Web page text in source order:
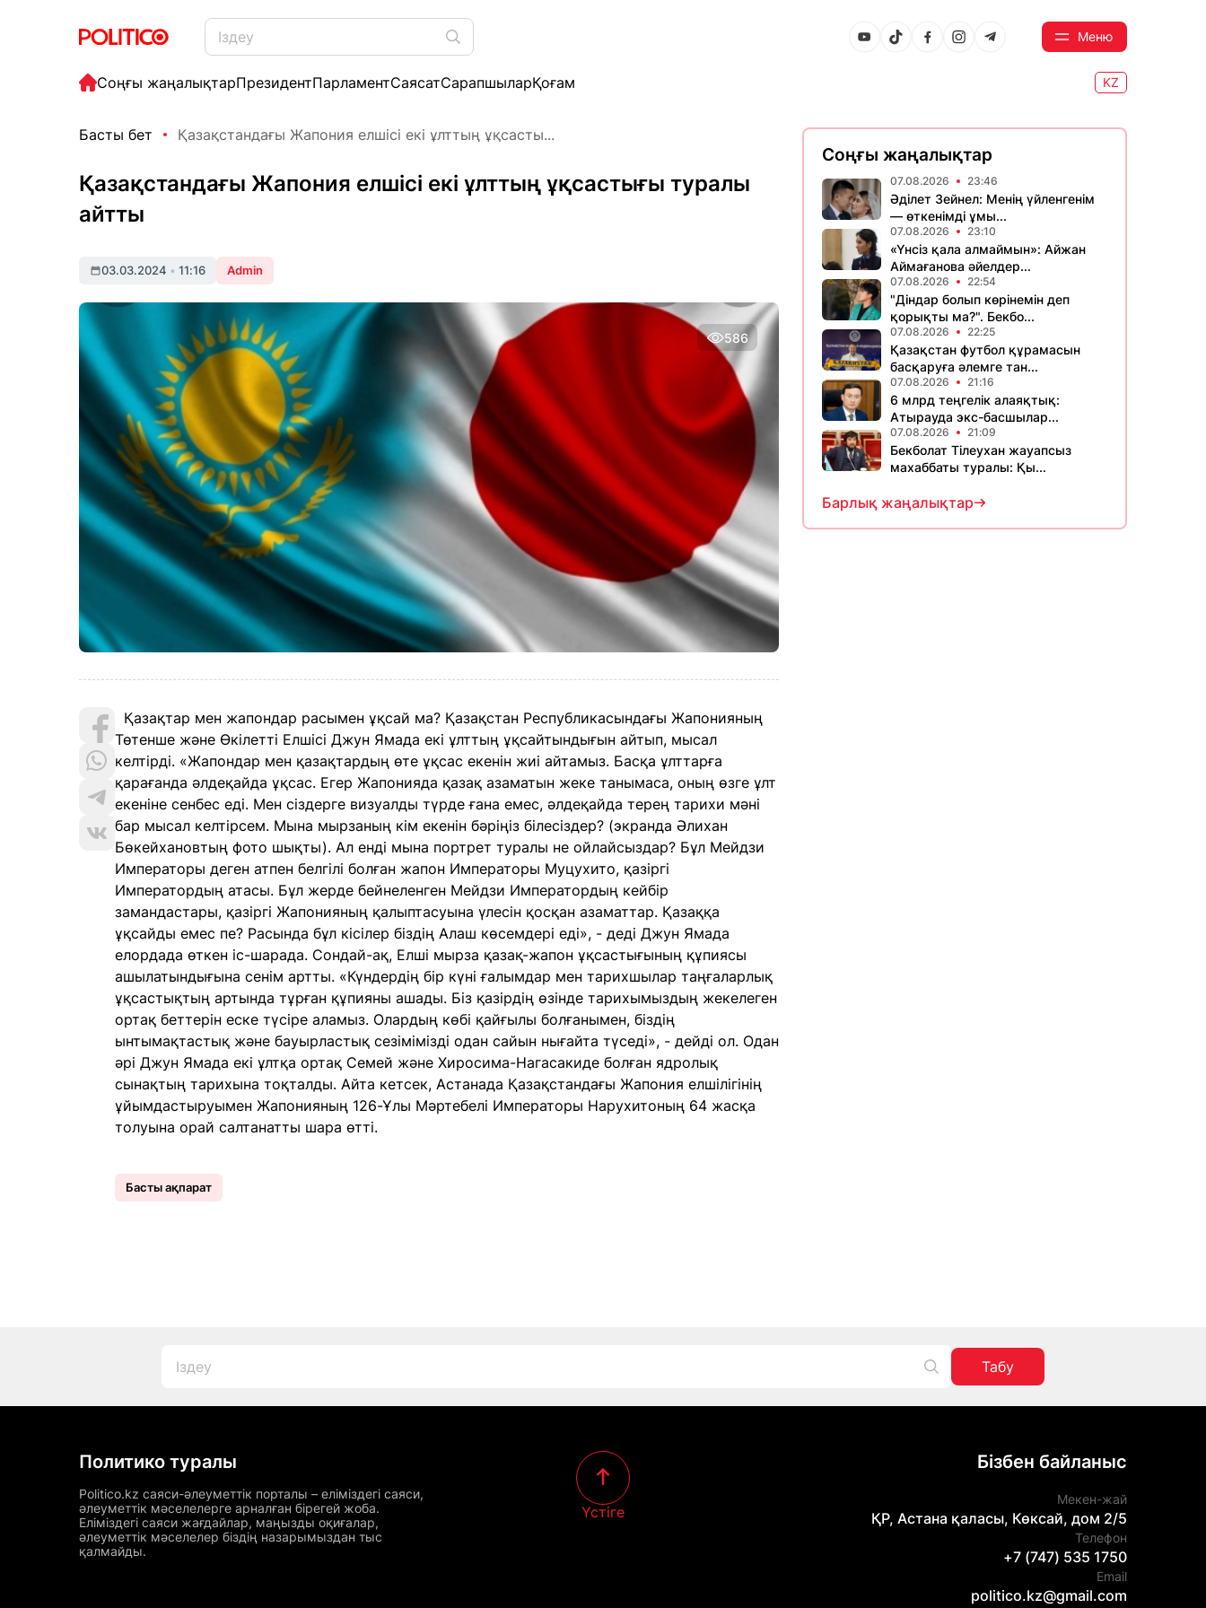
Меню
Соңғы жаңалықтарПрезидентПарламентСаясатСарапшыларҚоғам KZ
Басты бет Қазақстандағы Жапония елшісі екі ұлттың ұқсасты...
Қазақстандағы Жапония елшісі екі ұлттың ұқсастығы туралы
айтты
03.03.2024 • 11:16 Admin
586
Қазақтар мен жапондар расымен ұқсай ма? Қазақстан Республикасындағы Жапонияның
Төтенше және Өкілетті Елшісі Джун Ямада екі ұлттың ұқсайтындығын айтып, мысал
келтірді. «Жапондар мен қазақтардың өте ұқсас екенін жиі айтамыз. Басқа ұлттарға
қарағанда әлдеқайда ұқсас. Егер Жапонияда қазақ азаматын жеке танымаса, оның өзге ұлт
екеніне сенбес еді. Мен сіздерге визуалды түрде ғана емес, әлдеқайда терең тарихи мәні
бар мысал келтірсем. Мына мырзаның кім екенін бәріңіз білесіздер? (экранда Әлихан
Бөкейхановтың фото шықты). Ал енді мына портрет туралы не ойлайсыздар? Бұл Мейдзи
Императоры деген атпен белгілі болған жапон Императоры Муцухито, қазіргі
Императордың атасы. Бұл жерде бейнеленген Мейдзи Императордың кейбір
замандастары, қазіргі Жапонияның қалыптасуына үлесін қосқан азаматтар. Қазаққа
ұқсайды емес пе? Расында бұл кісілер біздің Алаш көсемдері еді», - деді Джун Ямада
елордада өткен іс-шарада. Сондай-ақ, Елші мырза қазақ-жапон ұқсастығының құпиясы
ашылатындығына сенім артты. «Күндердің бір күні ғалымдар мен тарихшылар таңғаларлық
ұқсастықтың артында тұрған құпияны ашады. Біз қазірдің өзінде тарихымыздың жекелеген
ортақ беттерін еске түсіре аламыз. Олардың көбі қайғылы болғанымен, біздің
ынтымақтастық және бауырластық сезімімізді одан сайын нығайта түседі», - дейді ол. Одан
әрі Джун Ямада екі ұлтқа ортақ Семей және Хиросима-Нагасакиде болған ядролық
сынақтың тарихына тоқталды. Айта кетсек, Астанада Қазақстандағы Жапония елшілігінің
ұйымдастыруымен Жапонияның 126-Ұлы Мәртебелі Императоры Нарухитоның 64 жасқа
толуына орай салтанатты шара өтті.
Басты ақпарат
Соңғы жаңалықтар
07.08.2026 23:46
Әділет Зейнел: Менің үйленгенім
— өткенімді ұмы...
07.08.2026 23:10
«Үнсіз қала алмаймын»: Айжан
Аймағанова әйелдер...
07.08.2026 22:54
"Діндар болып көрінемін деп
қорықты ма?". Бекбо...
07.08.2026 22:25
Қазақстан футбол құрамасын
басқаруға әлемге тан...
07.08.2026 21:16
6 млрд теңгелік алаяқтық:
Атырауда экс-басшылар...
07.08.2026 21:09
Бекболат Тілеухан жауапсыз
махаббаты туралы: Қы...
Барлық жаңалықтар
Табу
Политико туралы
Politico.kz саяси-әлеуметтік порталы – еліміздегі саяси,
әлеуметтік мәселелерге арналған бірегей жоба.
Еліміздегі саяси жағдайлар, маңызды оқиғалар,
әлеуметтік мәселелер біздің назарымыздан тыс
қалмайды.
Үстіге
Бізбен байланыс
Мекен-жай
ҚР, Астана қаласы, Көксай, дом 2/5
Телефон
+7 (747) 535 1750
Email
politico.kz@gmail.com